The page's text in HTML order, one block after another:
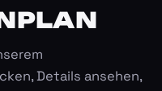
Details ansehen,